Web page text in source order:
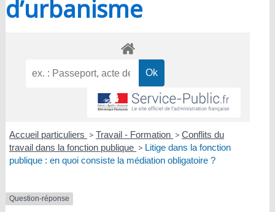
d’urbanisme
Accueil particuliers > Travail - Formation > Conflits du
travail dans la fonction publique > Litige dans la fonction
publique : en quoi consiste la médiation obligatoire ?
Question-réponse